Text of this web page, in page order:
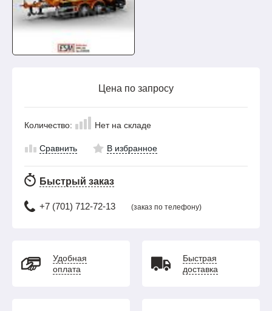
Цена по запросу
Количество: Нет на складе
Сравнить В избранное
Быстрый заказ
+7 (701) 712-72-13 (заказ по телефону)
Удобная
оплата
Быстрая
доставка